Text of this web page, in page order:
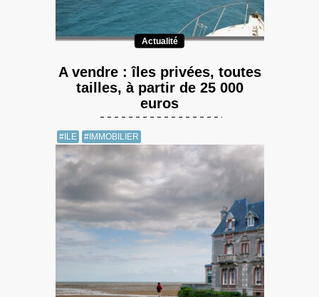
Actualité
A vendre : îles privées, toutes
tailles, à partir de 25 000
euros
#ILE #IMMOBILIER